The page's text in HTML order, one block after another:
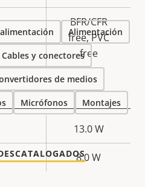
BFR/CFR
free, PVC
free
de
la
13.0 W
8.0 W
Alimentación
Cables y conectores
de medios
Micrófonos Montajes